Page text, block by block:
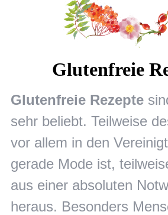
Glutenfreie
Glutenfreie Rezepte
sehr beliebt. Teilweise
vor allem in den
gerade Mode ist,
aus einer absoluten
heraus. Besonders